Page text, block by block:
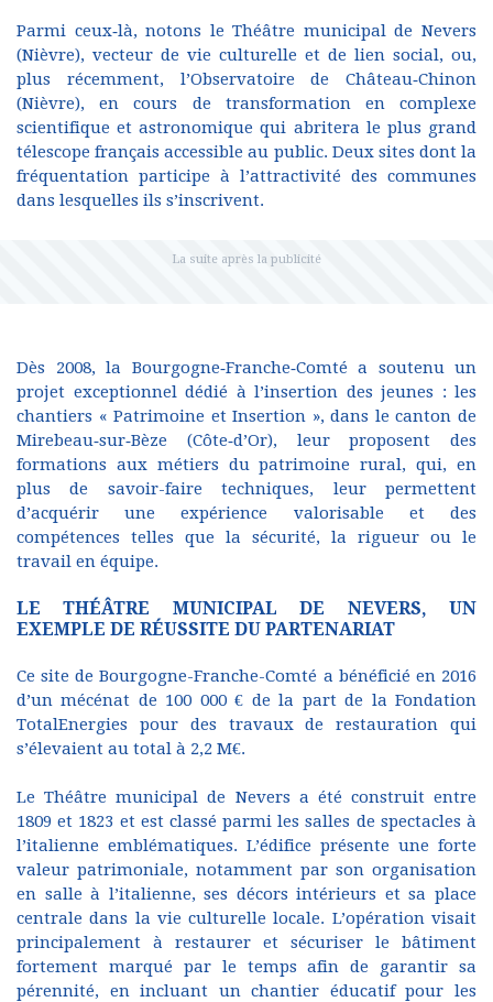
Parmi ceux‑là, notons le Théâtre municipal de Nevers
(Nièvre), vecteur de vie culturelle et de lien social, ou,
plus récemment, l’Observatoire de Château‑Chinon
(Nièvre), en cours de transformation en complexe
scientifique et astronomique qui abritera le plus grand
télescope français accessible au public. Deux sites dont la
fréquentation participe à l’attractivité des communes
dans lesquelles ils s’inscrivent.
Dès 2008, la Bourgogne‑Franche‑Comté a soutenu un
projet exceptionnel dédié à l’insertion des jeunes : les
chantiers « Patrimoine et Insertion », dans le canton de
Mirebeau‑sur‑Bèze (Côte‑d’Or), leur proposent des
formations aux métiers du patrimoine rural, qui, en
plus de savoir-faire techniques, leur permettent
d’acquérir une expérience valorisable et des
compétences telles que la sécurité, la rigueur ou le
travail en équipe.
LE THÉÂTRE MUNICIPAL DE NEVERS, UN
EXEMPLE DE RÉUSSITE DU PARTENARIAT
Ce site de Bourgogne-Franche-Comté a bénéficié en 2016
d’un mécénat de 100 000 € de la part de la Fondation
TotalEnergies pour des travaux de restauration qui
s’élevaient au total à 2,2 M€.
Le Théâtre municipal de Nevers a été construit entre
1809 et 1823 et est classé parmi les salles de spectacles à
l’italienne emblématiques. L’édifice présente une forte
valeur patrimoniale, notamment par son organisation
en salle à l’italienne, ses décors intérieurs et sa place
centrale dans la vie culturelle locale. L’opération visait
principalement à restaurer et sécuriser le bâtiment
fortement marqué par le temps afin de garantir sa
pérennité, en incluant un chantier éducatif pour les